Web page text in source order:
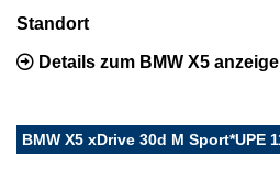
Standort
Details zum BMW X5
BMW X5 xDrive 30d M Sport*UPE